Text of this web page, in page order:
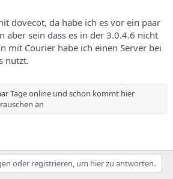
dovecot, da habe ich es vor ein paar
aber sein dass es in der 3.0.4.6 nicht
mit Courier habe ich einen Server bei
nutzt.
Tage online und schon kommt hier
an
oder registrieren, um hier zu antworten.